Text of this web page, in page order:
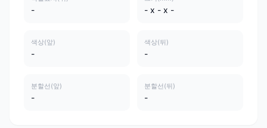
- - x - x -
색상(앞)
-
색상(뒤)
-
분할선(앞)
-
분할선(뒤)
-